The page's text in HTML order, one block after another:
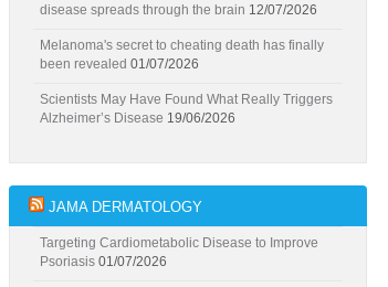
disease spreads through the brain 12/07/2026
Melanoma's secret to cheating death has finally
been revealed 01/07/2026
Scientists May Have Found What Really Triggers
Alzheimer’s Disease 19/06/2026
JAMA DERMATOLOGY
Targeting Cardiometabolic Disease to Improve
Psoriasis 01/07/2026